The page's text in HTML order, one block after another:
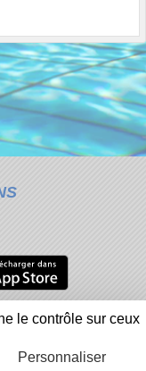
cookies
inapproprié
Connexion
le contrôle sur ceux
Personnaliser